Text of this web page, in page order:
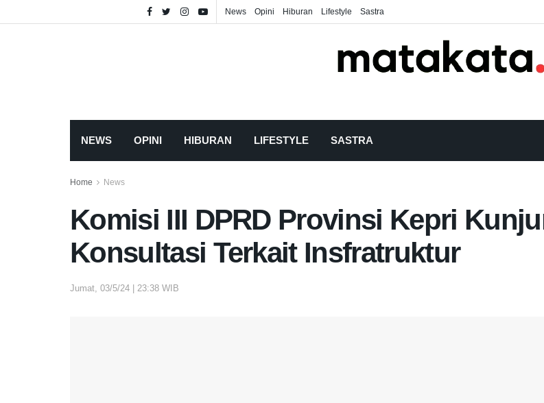
News Opini Hiburan Lifestyle Sastra
NEWS OPINI HIBURAN LIFESTYLE SASTRA
Home News
Komisi III DPRD Provinsi Kepri
Konsultasi Terkait Insfratruktur
Jumat, 03/5/24 | 23:38 WIB